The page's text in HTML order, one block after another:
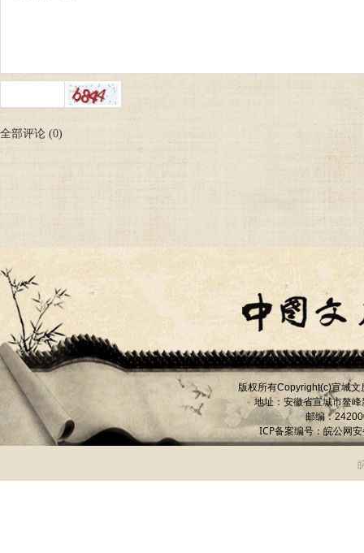
全部评论 (0)
版权所有Copyright(c)宣城文
地址：安徽省宣城市鳌峰
邮编：
ICP备案编号： 皖公网